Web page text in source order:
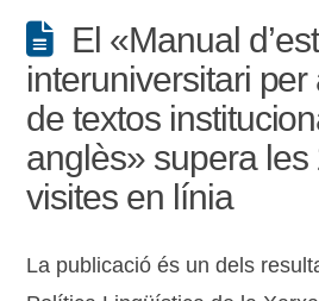
El «Manual
interuniversitari
de textos
anglès» supera les
visites en línia
La publicació és un dels